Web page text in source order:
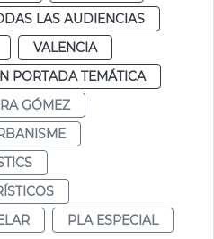
LAS AUDIENCIAS
VALENCIA
PORTADA TEMÁTICA
GÓMEZ
PLA ESPECIAL